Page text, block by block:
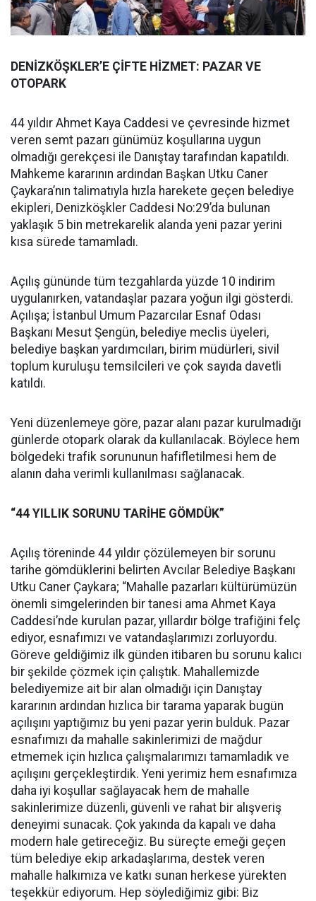
DENİZKÖŞKLER’E ÇİFTE HİZMET: PAZAR VE
OTOPARK
44 yıldır Ahmet Kaya Caddesi ve çevresinde hizmet
veren semt pazarı günümüz koşullarına uygun
olmadığı gerekçesi ile Danıştay tarafından kapatıldı.
Mahkeme kararının ardından Başkan Utku Caner
Çaykara’nın talimatıyla hızla harekete geçen belediye
ekipleri, Denizköşkler Caddesi No:29’da bulunan
yaklaşık 5 bin metrekarelik alanda yeni pazar yerini
kısa sürede tamamladı.
Açılış gününde tüm tezgahlarda yüzde 10 indirim
uygulanırken, vatandaşlar pazara yoğun ilgi gösterdi.
Açılışa; İstanbul Umum Pazarcılar Esnaf Odası
Başkanı Mesut Şengün, belediye meclis üyeleri,
belediye başkan yardımcıları, birim müdürleri, sivil
toplum kuruluşu temsilcileri ve çok sayıda davetli
katıldı.
Yeni düzenlemeye göre, pazar alanı pazar kurulmadığı
günlerde otopark olarak da kullanılacak. Böylece hem
bölgedeki trafik sorununun hafifletilmesi hem de
alanın daha verimli kullanılması sağlanacak.
“44 YILLIK SORUNU TARİHE GÖMDÜK”
Açılış töreninde 44 yıldır çözülemeyen bir sorunu
tarihe gömdüklerini belirten Avcılar Belediye Başkanı
Utku Caner Çaykara; “Mahalle pazarları kültürümüzün
önemli simgelerinden bir tanesi ama Ahmet Kaya
Caddesi’nde kurulan pazar, yıllardır bölge trafiğini felç
ediyor, esnafımızı ve vatandaşlarımızı zorluyordu.
Göreve geldiğimiz ilk günden itibaren bu sorunu kalıcı
bir şekilde çözmek için çalıştık. Mahallemizde
belediyemize ait bir alan olmadığı için Danıştay
kararının ardından hızlıca bir tarama yaparak bugün
açılışını yaptığımız bu yeni pazar yerin bulduk. Pazar
esnafımızı da mahalle sakinlerimizi de mağdur
etmemek için hızlıca çalışmalarımızı tamamladık ve
açılışını gerçekleştirdik. Yeni yerimiz hem esnafımıza
daha iyi koşullar sağlayacak hem de mahalle
sakinlerimize düzenli, güvenli ve rahat bir alışveriş
deneyimi sunacak. Çok yakında da kapalı ve daha
modern hale getireceğiz. Bu süreçte emeği geçen
tüm belediye ekip arkadaşlarıma, destek veren
mahalle halkımıza ve katkı sunan herkese yürekten
teşekkür ediyorum. Hep söylediğimiz gibi: Biz